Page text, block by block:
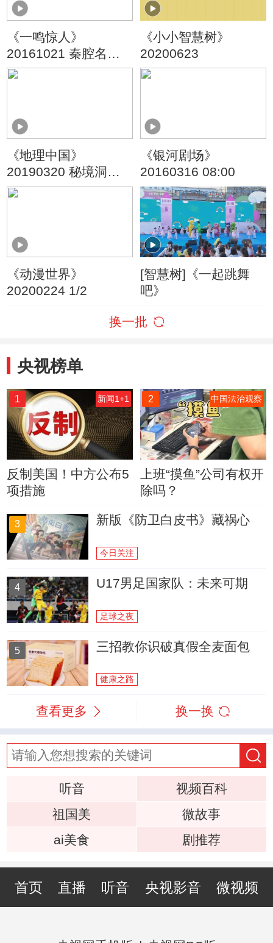
《一鸣惊人》
20161021 秦腔名家
名票组团战
《小小智慧树》
20200623
《地理中国》
20190320 秘境洞天·
解密奇峰身世（上）
《银河剧场》
20160316 08:00
《动漫世界》
20200224 1/2
[智慧树]《一起跳舞
吧》
换一批
央视榜单
1 新闻1+1
反制美国！中方公布5
项措施
2 中国法治观察
上班“摸鱼”公司有权开
除吗？
3 新版《防卫白皮书》藏祸心
今日关注
4 U17男足国家队：未来可期
足球之夜
5 三招教你识破真假全麦面包
健康之路
查看更多 换一换
听音
视频百科
祖国美
微故事
ai美食
剧推荐
首页 直播 听音 央视影音 微视频